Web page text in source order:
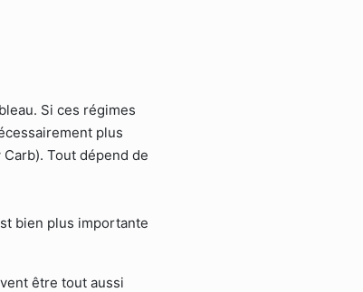
Si ces régimes
plus
Tout dépend de
bien plus importante
être tout aussi